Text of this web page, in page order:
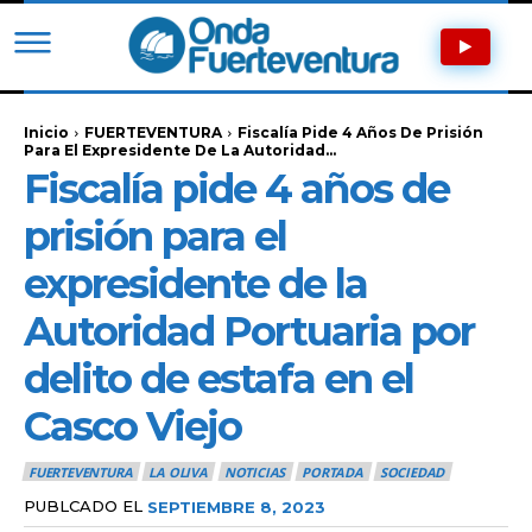
Inicio FUERTEVENTURA
Fiscalía Pide 4 Años De Prisión
Para El Expresidente De La Autoridad...
Fiscalía pide 4 años de
prisión para el
expresidente de la
Autoridad Portuaria por
delito de estafa en el
Casco Viejo
FUERTEVENTURA LA OLIVA NOTICIAS PORTADA SOCIEDAD
PUBLCADO EL SEPTIEMBRE 8, 2023